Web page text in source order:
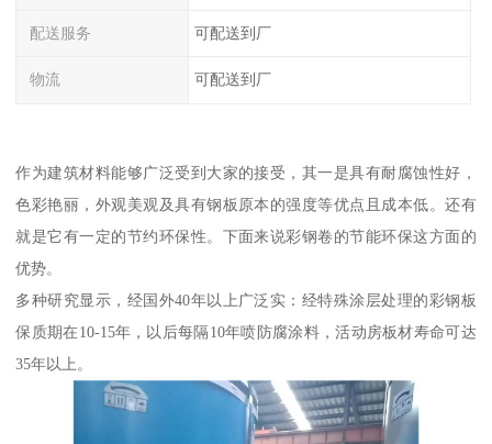
配送服务 可配送到厂
物流 可配送到厂
作为建筑材料能够广泛受到大家的接受，其一是具有耐腐蚀性好，
色彩艳丽，外观美观及具有钢板原本的强度等优点且成本低。还有
就是它有一定的节约环保性。下面来说彩钢卷的节能环保这方面的
优势。
多种研究显示，经国外40年以上广泛实：经特殊涂层处理的彩钢板
保质期在10-15年，以后每隔10年喷防腐涂料，活动房板材寿命可达
35年以上。